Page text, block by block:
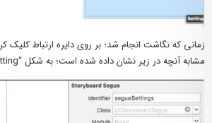
مشابه آنچه در زیر نشان داده شده است؛ به شکل “SegueSetting” تنظیم کنید.